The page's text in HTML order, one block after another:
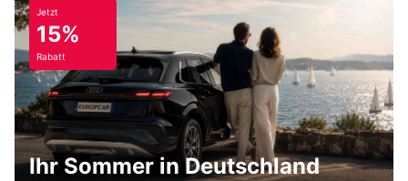
Jetzt
15%
Rabatt
Ihr Sommer in Deutschland